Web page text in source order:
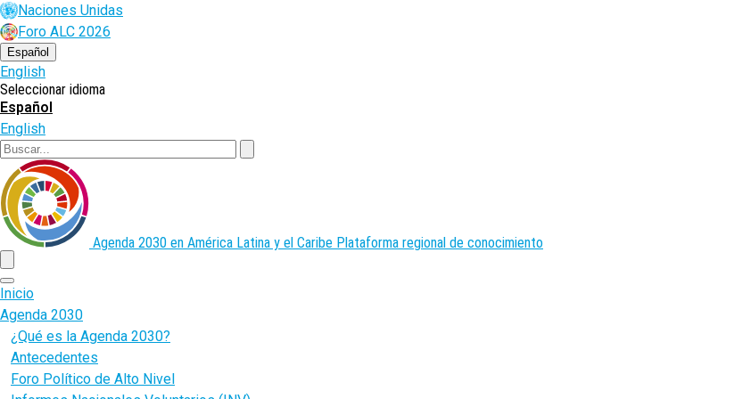
Pasar
al
contenido
principal
Naciones Unidas
Foro ALC 2026
Español
English
Seleccionar idioma
Español
English
Agenda 2030 en América Latina y el Caribe Plataforma regional de conocimiento
menu
Inicio
Agenda 2030
¿Qué es la Agenda 2030?
Antecedentes
Foro Político de Alto Nivel